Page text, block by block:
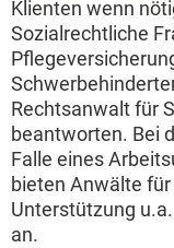
Klienten wenn
Sozialrechtliche
Rechtsanwalt für
beantworten. Bei
Falle eines
bieten Anwälte
Unterstützung
an.